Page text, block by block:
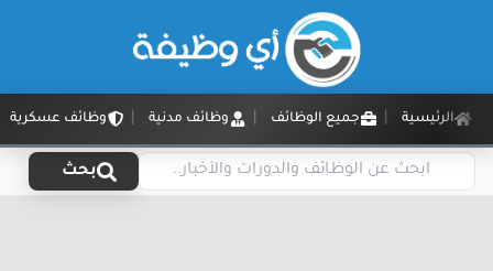
الرئيسية جميع الوظائف وظائف مدنية وظائف عسكرية
بحث